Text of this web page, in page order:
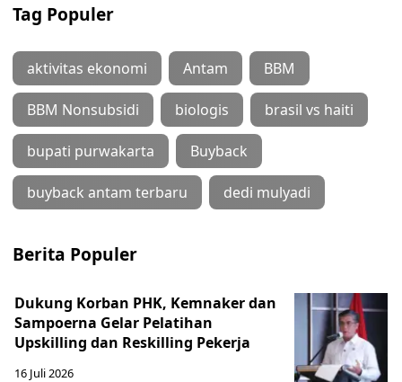
Tag Populer
aktivitas ekonomi Antam BBM
BBM Nonsubsidi biologis brasil vs haiti
bupati purwakarta Buyback
buyback antam terbaru dedi mulyadi
Berita Populer
Dukung Korban PHK, Kemnaker dan
Sampoerna Gelar Pelatihan
Upskilling dan Reskilling Pekerja
16 Juli 2026